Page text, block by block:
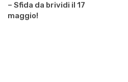
– Sfida da brividi il 17
maggio!